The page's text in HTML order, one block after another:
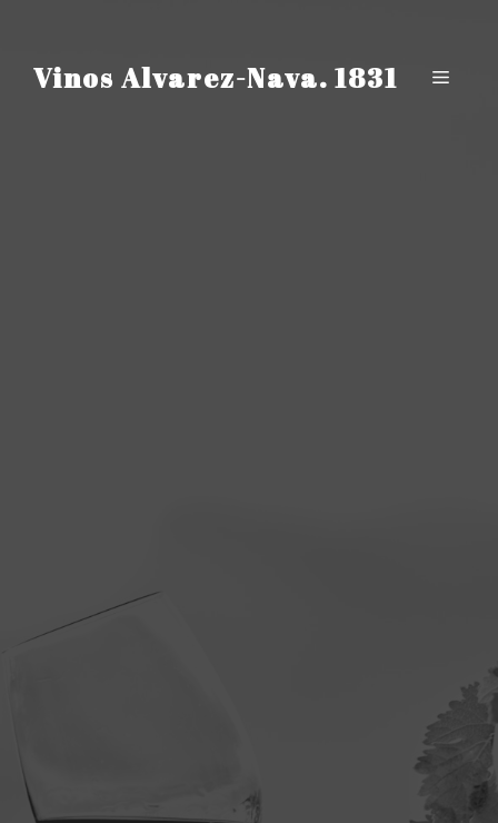
Vinos Alvarez-Nava. 1831 Menú